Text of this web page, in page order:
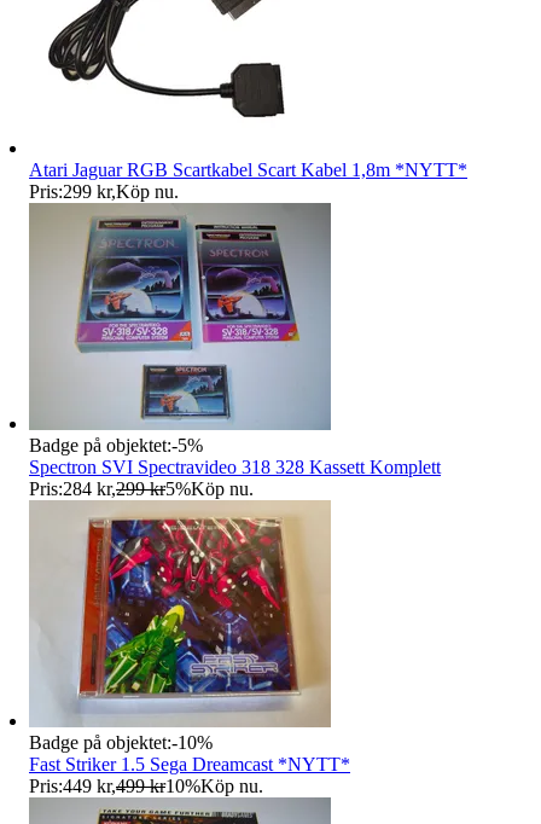
Atari Jaguar RGB Scartkabel Scart Kabel 1,8m *NYTT*
Pris:299 kr,Köp nu.
Badge på objektet:-5%
Spectron SVI Spectravideo 318 328 Kassett Komplett
Pris:284 kr,299 kr5%Köp nu.
Badge på objektet:-10%
Fast Striker 1.5 Sega Dreamcast *NYTT*
Pris:449 kr,499 kr10%Köp nu.